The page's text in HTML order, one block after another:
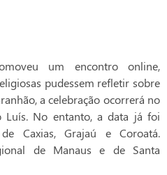
um encontro online,
pudessem refletir sobre
a celebração ocorrerá no
No entanto, a data já foi
Caxias, Grajaú e Coroatá.
de Manaus e de Santa